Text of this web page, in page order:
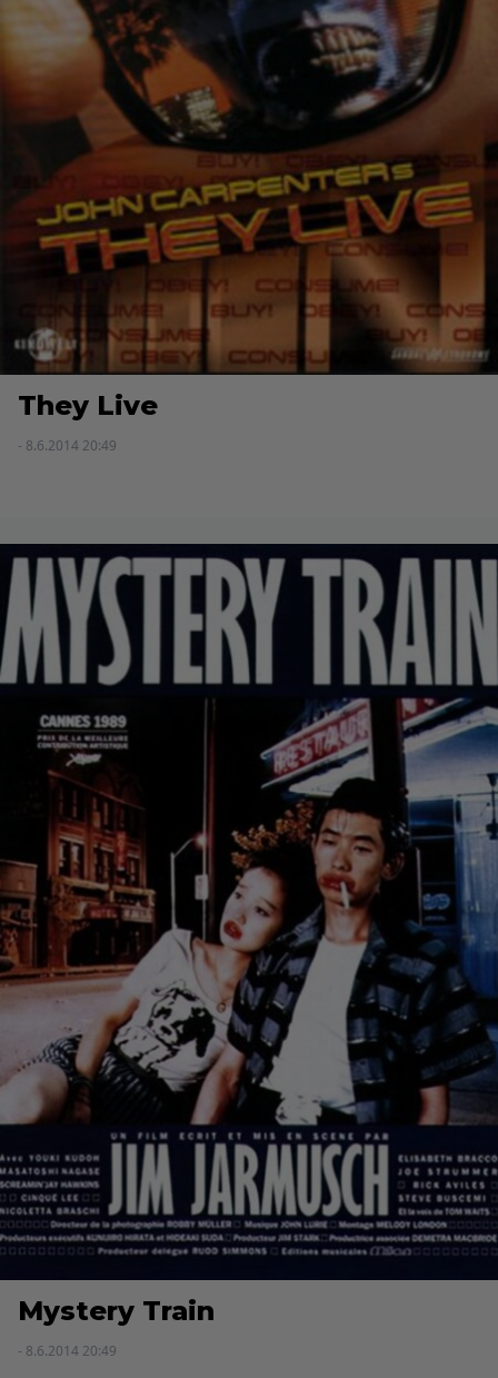
They Live
- 8.6.2014 20:49
Mystery Train
- 8.6.2014 20:49